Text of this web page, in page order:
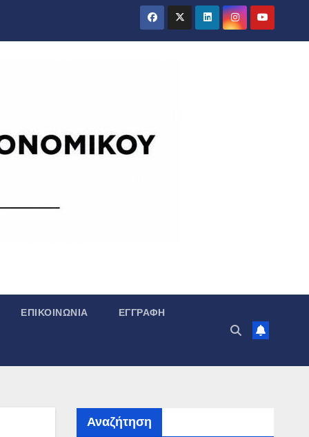
ΕΠΙΚΟΙΝΩΝΊΑ ΕΓΓΡΑΦΉ
Αναζήτηση